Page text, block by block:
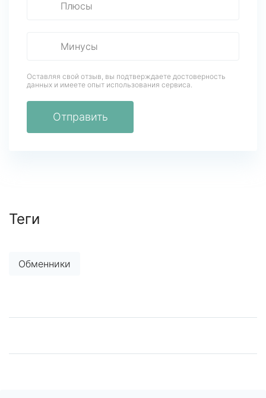
Оставляя свой отзыв, вы подтверждаете достоверность
данных и имеете опыт использования сервиса.
Отправить
Теги
Обменники